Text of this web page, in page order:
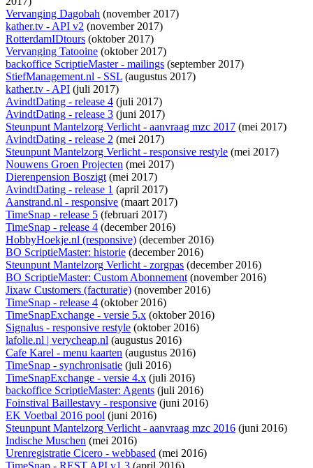
Vervanging Dagobah (november 2017)
kather.tv - API v2 (november 2017)
RotterdamIDtours (oktober 2017)
Vervanging Tatooine (oktober 2017)
backoffice ScriptieMaster - mailings (september 2017)
StiefManagement.nl - SSL (augustus 2017)
kather.tv - API (juli 2017)
AvindtDating - release 4 (juli 2017)
AvindtDating - release 3 (juni 2017)
Steunpunt Mantelzorg Verlicht - aanvraag mzc 2017 (mei 2017)
AvindtDating - release 2 (mei 2017)
Steunpunt Mantelzorg Verlicht - responsive restyle (mei 2017)
Nouwens Groen Projecten (mei 2017)
Dierenpension Boszigt(mei 2017)
AvindtDating - release 1 (april 2017)
Aanstrand.nl - responsive (maart 2017)
TimeSnap - release 5 (februari 2017)
TimeSnap - release 4 (december 2016)
HobbyHoekje.nl (responsive) (december 2016)
BO ScriptieMaster: historie (december 2016)
Steunpunt Mantelzorg Verlicht - zorgpas (december 2016)
BO ScriptieMaster: Custom Abonnement(november 2016)
Jixaw Customers (facturatie) (november 2016)
TimeSnap - release 4 (oktober 2016)
TimeSnapExchange - versie 5.x (oktober 2016)
Signalus - responsive restyle (oktober 2016)
lafolie.nl | verycheap.nl (augustus 2016)
Cafe Karel - menu kaarten (augustus 2016)
TimeSnap - synchronisatie (juli 2016)
TimeSnapExchange - versie 4.x (juli 2016)
backoffice ScriptieMaster: Agents (juli 2016)
Foinstival Baillestavy - responsive (juni 2016)
EK Voetbal 2016 pool (juni 2016)
Steunpunt Mantelzorg Verlicht - aanvraag mzc 2016 (juni 2016)
Indische Muschen (mei 2016)
Urenregistratie Cicero - webbased (mei 2016)